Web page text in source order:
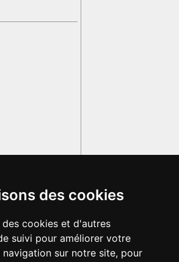
des cookies
cookies et d'autres
suivi pour améliorer votre
navigation sur notre site, pour